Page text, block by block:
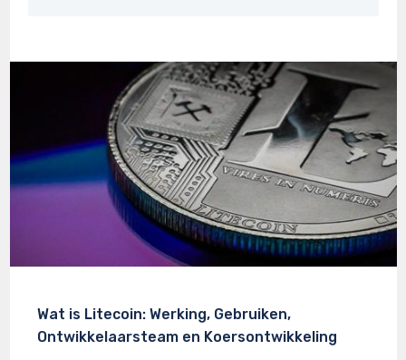
Wat is Litecoin: Werking, Gebruiken,
Ontwikkelaarsteam en Koersontwikkeling